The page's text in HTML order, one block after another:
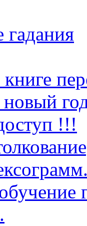
гадания
!!!